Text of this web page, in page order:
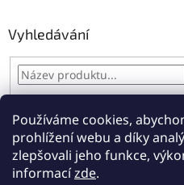
Používáme cookies,
prohlížení webu a díky
zlepšovali jeho funkce,
informacízde.
Vyhledávání
Amnesty